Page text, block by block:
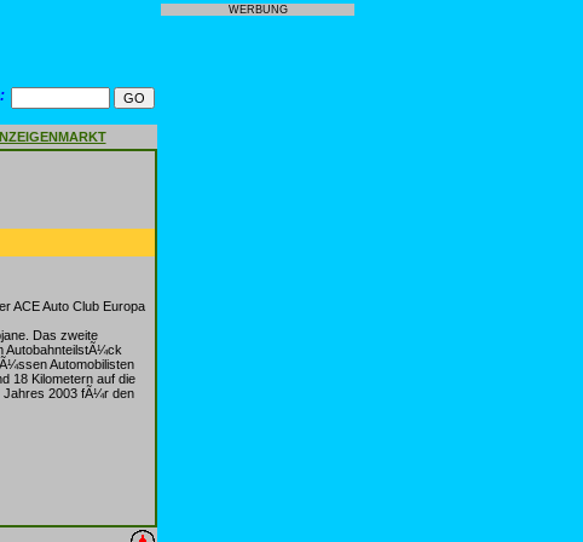
ACE Auto Club Europa
Das zweite
AutobahnteilstÃ¼ck
Automobilisten
18 Kilometern auf die
Jahres 2003 fÃ¼r den
WERBUNG